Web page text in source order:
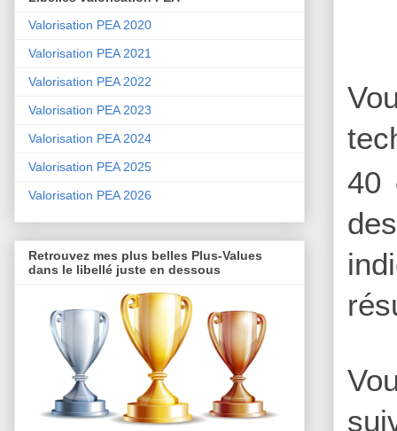
40
Valorisation PEA 2020
Valorisation PEA 2021
Valorisation PEA 2022
Valorisation PEA 2023
Valorisation PEA 2024
Valorisation PEA 2025
Valorisation PEA 2026
Retrouvez mes plus belles Plus-Values
dans le libellé juste en dessous